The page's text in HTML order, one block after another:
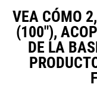
VEA CÓMO
(100"),
DE LA